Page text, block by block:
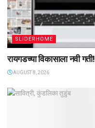
SLIDERHOME
रायगडच्या विकासाला नवी गती!
AUGUST 8, 2026